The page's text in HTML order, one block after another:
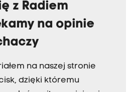
z Radiem
na opinie
na naszej stronie
dzięki któremu